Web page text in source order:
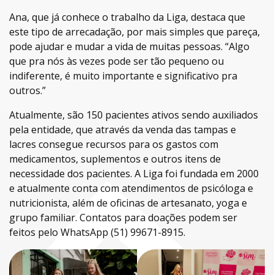
Ana, que já conhece o trabalho da Liga, destaca que
este tipo de arrecadação, por mais simples que pareça,
pode ajudar e mudar a vida de muitas pessoas. “Algo
que pra nós às vezes pode ser tão pequeno ou
indiferente, é muito importante e significativo pra
outros.”
Atualmente, são 150 pacientes ativos sendo auxiliados
pela entidade, que através da venda das tampas e
lacres consegue recursos para os gastos com
medicamentos, suplementos e outros itens de
necessidade dos pacientes. A Liga foi fundada em 2000
e atualmente conta com atendimentos de psicóloga e
nutricionista, além de oficinas de artesanato, yoga e
grupo familiar. Contatos para doações podem ser
feitos pelo WhatsApp (51) 99671-8915.